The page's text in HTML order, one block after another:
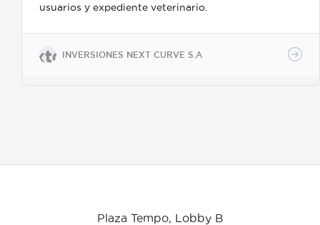
usuarios y expediente veterinario.
INVERSIONES NEXT CURVE S.A
Plaza Tempo, Lobby B